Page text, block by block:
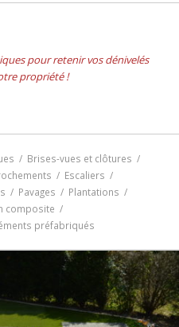
pour retenir vos dénivelés
propriété !
/ Brises-vues et clôtures /
/ Escaliers /
/ Pavages / Plantations /
composite /
préfabriqués